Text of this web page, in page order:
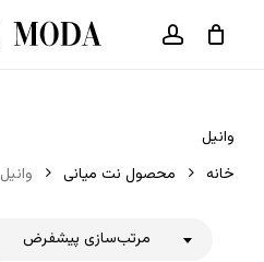
حساب کاربری
سبد خرید
وانیل
خانه
محصول نت میانی وانیل
مرتب‌سازی پیشفرض
بستن